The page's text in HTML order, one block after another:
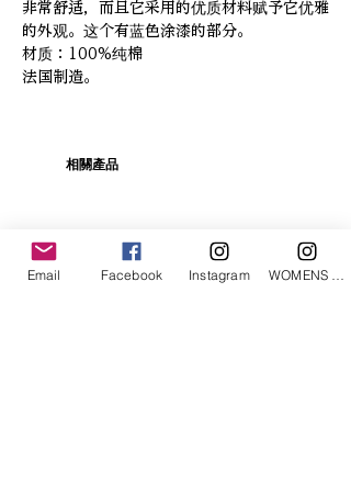
非常舒适，而且它采用的优质材料赋予它优雅
的外观。这个有蓝色涂漆的部分。
材质：100%纯棉
法国制造。
相關產品
Email Facebook Instagram